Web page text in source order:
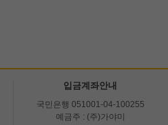
입금계좌안내
국민은행 051001-04-100255
예금주 : (주)가야미